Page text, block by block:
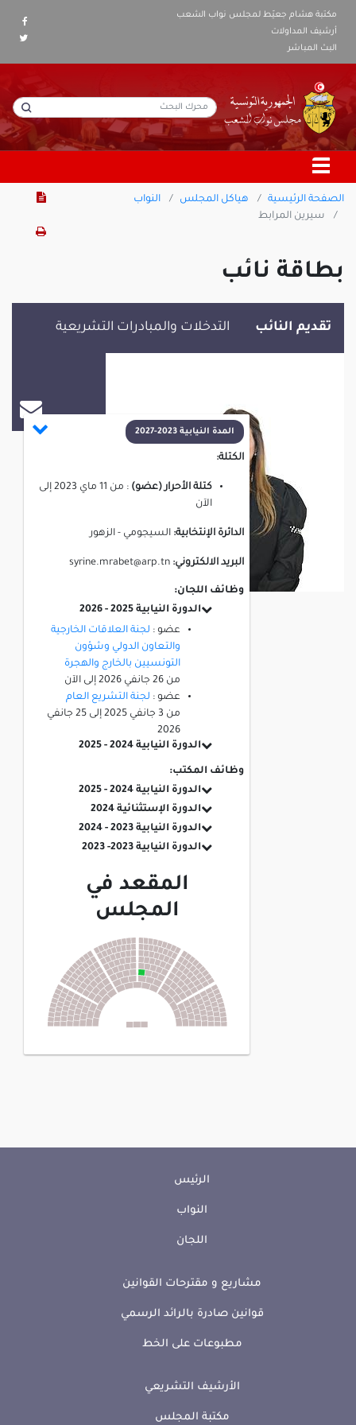
مكتبة هشام جعيّط لمجلس نواب الشعب
أرشيف المداولات
البث المباشر
الصفحة الرئيسية هياكل المجلس
النواب
سيرين المرابط
بطاقة نائب
تقديم النائب التدخلات والمبادرات التشريعية
المدة النيابية 2023-2027
الكتلة:
كتلة الأحرار (عضو): من 11 ماي 2023
إلى
الآن
الدائرة الإنتخابية: السيجومي - الزهور
البريد الالكتروني: syrine.mrabet@arp.tn
وظائف اللجان:
الدورة النيابية 2025 - 2026
عضو : لجنة العلاقات الخارجية
والتعاون الدولي وشؤون
التونسيين بالخارج والهجرة
من26 جانفي 2026 إلىالآن
عضو : لجنة التشريع العام
من 3 جانفي 2025 إلى
25 جانفي
2026
الدورة النيابية 2024 - 2025
وظائف المكتب:
الدورة النيابية 2024 - 2025
الدورة الإستثنائية 2024
الدورة النيابية 2023 - 2024
الدورة النيابية 2023- 2023
المقعد في
المجلس
الرئيس
النواب
اللجان
مشاريع و مقترحات القوانين
قوانين صادرة بالرائد الرسمي
مطبوعات على الخط
الأرشيف التشريعي
مكتبة المجلس